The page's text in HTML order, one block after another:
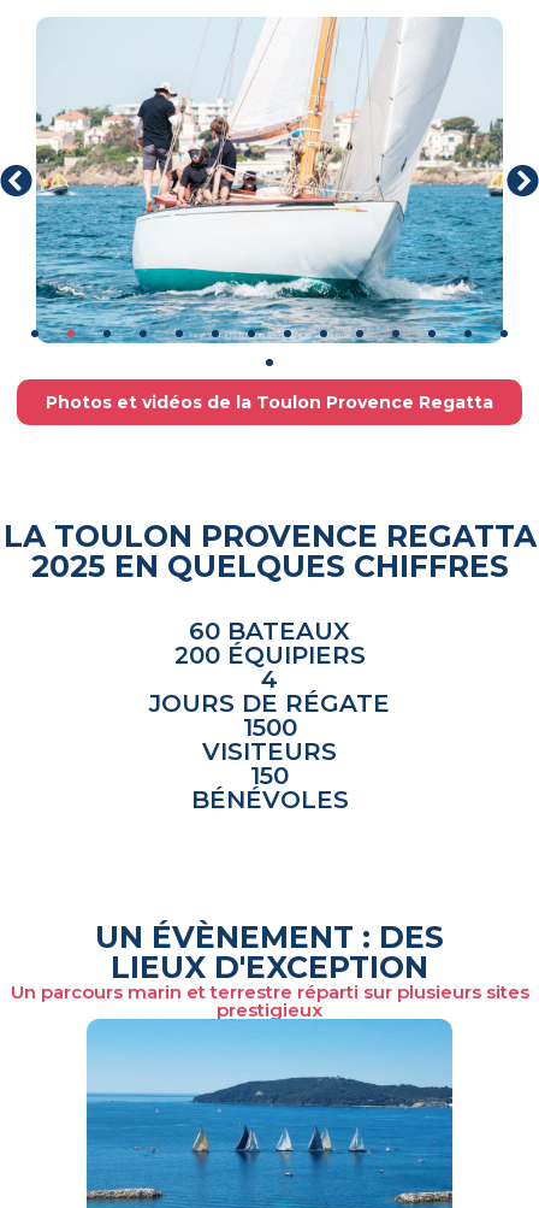
Photos et vidéos de la Toulon Provence Regatta
LA TOULON PROVENCE REGATTA
2025 EN QUELQUES CHIFFRES
60 BATEAUX
200 ÉQUIPIERS
4
JOURS DE RÉGATE
1500
VISITEURS
150
BÉNÉVOLES
UN ÉVÈNEMENT : DES
LIEUX D'EXCEPTION
Un parcours marin et terrestre réparti sur plusieurs sites
prestigieux